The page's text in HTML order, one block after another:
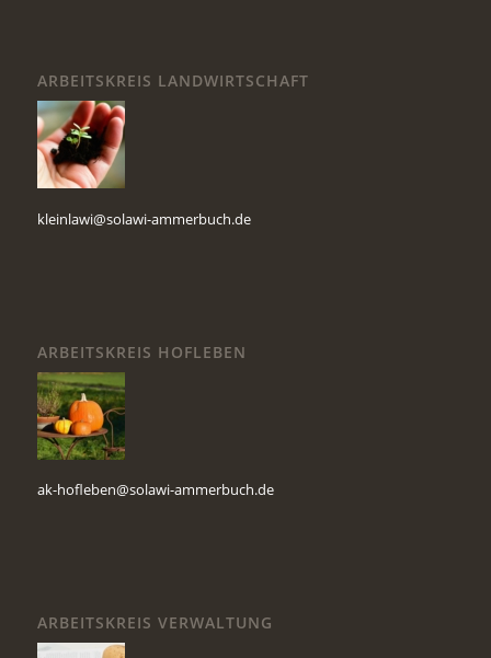
ARBEITSKREIS LANDWIRTSCHAFT
kleinlawi@solawi-ammerbuch.de
ARBEITSKREIS HOFLEBEN
ak-hofleben@solawi-ammerbuch.de
ARBEITSKREIS VERWALTUNG